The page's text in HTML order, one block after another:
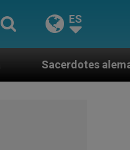
ES
fieles al Papa